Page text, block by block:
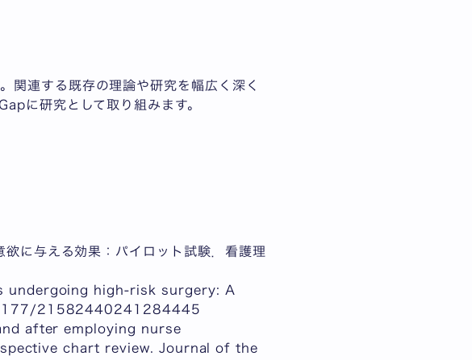
関連する既存の理論や研究を幅広く深く
に研究として取り組みます。
に与える効果：パイロット試験．看護理
undergoing high-risk surgery: A
21582440241284445
after employing nurse
chart review. Journal of the